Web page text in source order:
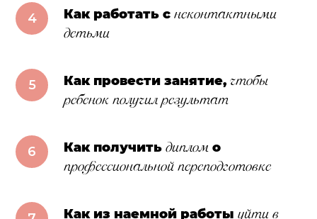
Как работать с неконтактными
детьми
Как провести занятие, чтобы
ребенок получил результат
Как получить диплом о
профессиональной переподготовке
Как из наемной работы уйти в